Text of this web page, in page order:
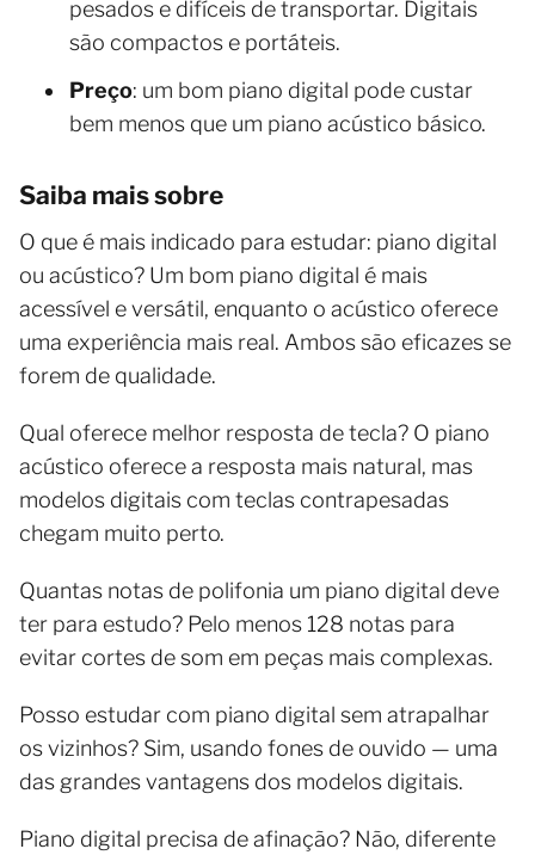
pesados e difíceis de transportar. Digitais
são compactos e portáteis.
Preço: um bom piano digital pode custar
bem menos que um piano acústico básico.
Saiba mais sobre
O que é mais indicado para estudar: piano digital
ou acústico? Um bom piano digital é mais
acessível e versátil, enquanto o acústico oferece
uma experiência mais real. Ambos são eficazes se
forem de qualidade.
Qual oferece melhor resposta de tecla? O piano
acústico oferece a resposta mais natural, mas
modelos digitais com teclas contrapesadas
chegam muito perto.
Quantas notas de polifonia um piano digital deve
ter para estudo? Pelo menos 128 notas para
evitar cortes de som em peças mais complexas.
Posso estudar com piano digital sem atrapalhar
os vizinhos? Sim, usando fones de ouvido — uma
das grandes vantagens dos modelos digitais.
Piano digital precisa de afinação? Não, diferente